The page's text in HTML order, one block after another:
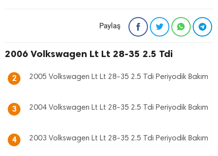
Paylaş
2006 Volkswagen Lt Lt 28-35 2.5 Tdi
2 2005 Volkswagen Lt Lt 28-35 2.5 Tdi Periyodik Bakım
3 2004 Volkswagen Lt Lt 28-35 2.5 Tdi Periyodik Bakım
4 2003 Volkswagen Lt Lt 28-35 2.5 Tdi Periyodik Bakım